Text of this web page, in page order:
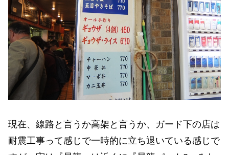
現在、線路と言うか高架と言うか、ガード下の店は
耐震工事って感じで一時的に立ち退いている感じで